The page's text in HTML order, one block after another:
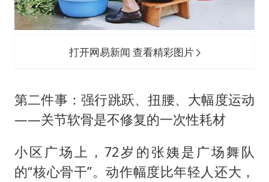
打开网易新闻 查看精彩图片
第二件事：强行跳跃、扭腰、大幅度运动
——关节软骨是不修复的一次性耗材
小区广场上，72岁的张姨是广场舞队
的“核心骨干”。动作幅度比年轻人还大，